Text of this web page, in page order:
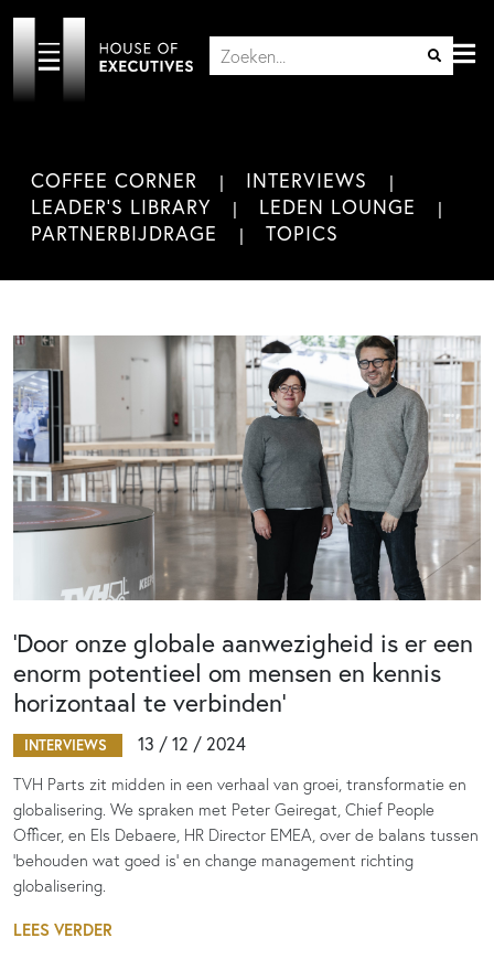
COFFEE CORNER
INTERVIEWS
LEADER'S LIBRARY
LEDEN LOUNGE
PARTNERBIJDRAGE
TOPICS
‘Door onze globale aanwezigheid is er een
enorm potentieel om mensen en kennis
horizontaal te verbinden’
INTERVIEWS 13 / 12 / 2024
TVH Parts zit midden in een verhaal van groei, transformatie en
globalisering. We spraken met Peter Geiregat, Chief People
Officer, en Els Debaere, HR Director EMEA, over de balans tussen
‘behouden wat goed is’ en change management richting
globalisering.
LEES VERDER